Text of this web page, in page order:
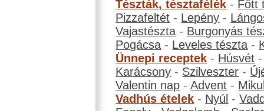
Tészták, tésztafélék - Főtt
Pizzafeltét - Lepény -
Vajastészta - Burgonyás
Pogácsa - Leveles tészta -
Ünnepi receptek - Húsvét
Karácsony - Szilveszter -
Valentin nap -Advent -
Vadhús ételek - Nyúl -